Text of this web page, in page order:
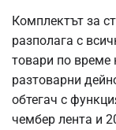
Комплектът за
разполага с
товари по време
разтоварни
обтегач с
чембер лента и